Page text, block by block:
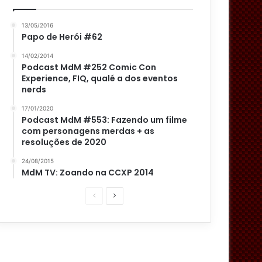
13/05/2016
Papo de Herói #62
14/02/2014
Podcast MdM #252 Comic Con
Experience, FIQ, qualé a dos eventos
nerds
17/01/2020
Podcast MdM #553: Fazendo um filme
com personagens merdas + as
resoluções de 2020
24/08/2015
MdM TV: Zoando na CCXP 2014